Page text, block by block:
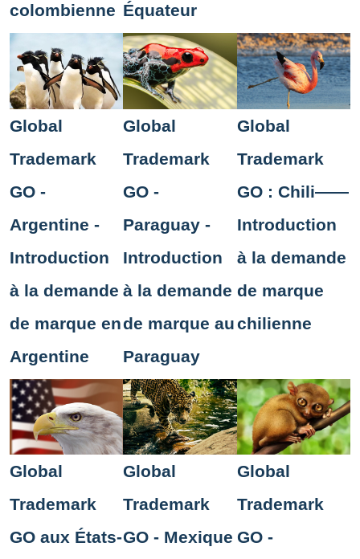
colombienne Équateur
Global
Trademark
GO -
Argentine -
Introduction
à la demande
de marque en
Argentine
Global
Trademark
GO -
Paraguay -
Introduction
à la demande
de marque au
Paraguay
Global
Trademark
GO : Chili——
Introduction
à la demande
de marque
chilienne
Global
Trademark
GO aux États-
Global
Trademark
GO - Mexique
Global
Trademark
GO -